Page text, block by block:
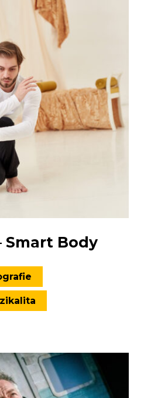
Smart Body